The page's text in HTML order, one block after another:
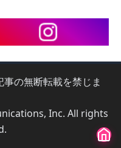
の無断転載を禁じま
Inc. All rights